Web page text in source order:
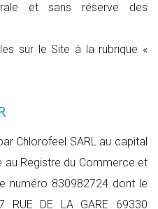
et sans réserve des
sur le Site à la rubrique «
Chlorofeel SARL au capital
Registre du Commerce et
numéro 830982724 dont le
DE LA GARE 69330